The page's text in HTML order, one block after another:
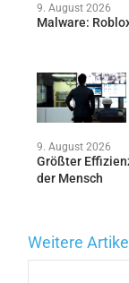
9. August 2026
Malware:
9. August 2026
Größter
der Mensch
Weitere Artikel